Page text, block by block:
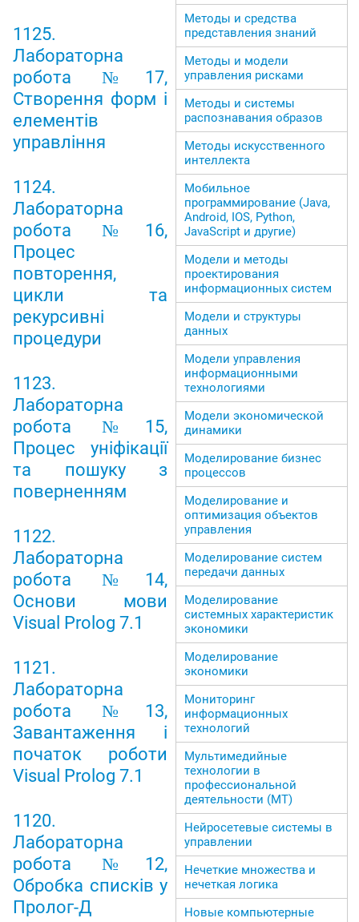
1125.
Лабораторна
робота №17,
Створення форм і
елементів
управління
1124.
Лабораторна
робота №16,
Процес
повторення,
цикли та
рекурсивні
процедури
1123.
Лабораторна
робота №15,
Процес уніфікації
та пошуку з
поверненням
1122.
Лабораторна
робота №14,
Основи мови
Visual Prolog 7.1
1121.
Лабораторна
робота №13,
Завантаження і
початок роботи
Visual Prolog 7.1
1120.
Лабораторна
робота №12,
Обробка списків у
Пролог-Д
Методы и средства
представления знаний
Методы и модели
управления рисками
Методы и системы
распознавания образов
Методы искусственного
интеллекта
Мобильное
программирование (Java,
Android, IOS, Python,
JavaScript и другие)
Модели и методы
проектирования
информационных систем
Модели и структуры
данных
Модели управления
информационными
технологиями
Модели экономической
динамики
Моделирование бизнес
процессов
Моделирование и
оптимизация объектов
управления
Моделирование систем
передачи данных
Моделирование
системных характеристик
экономики
Моделирование
экономики
Мониторинг
информационных
технологий
Мультимедийные
технологии в
профессиональной
деятельности (МТ)
Нейросетевые системы в
управлении
Нечеткие множества и
нечеткая логика
Новые компьютерные